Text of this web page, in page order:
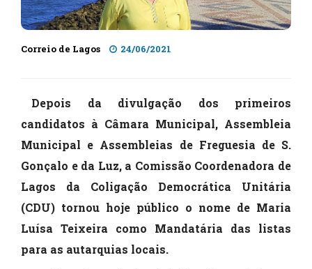
Correio de Lagos 24/06/2021
Depois da divulgação dos primeiros
candidatos à Câmara Municipal, Assembleia
Municipal e Assembleias de Freguesia de S.
Gonçalo e da Luz, a Comissão Coordenadora de
Lagos da Coligação Democrática Unitária
(CDU) tornou hoje público o nome de Maria
Luísa Teixeira como Mandatária das listas
para as autarquias locais.